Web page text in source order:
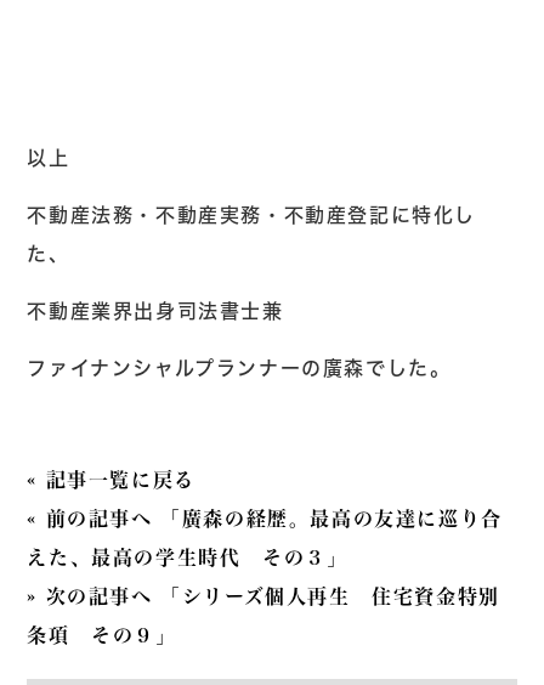
以上
不動産法務・不動産実務・不動産登記に特化し
た、
不動産業界出身司法書士兼
ファイナンシャルプランナーの廣森でした。
« 記事一覧に戻る
« 前の記事へ 「廣森の経歴。最高の友達に巡り合
えた、最高の学生時代 その３」
» 次の記事へ 「シリーズ個人再生 住宅資金特別
条項 その９」